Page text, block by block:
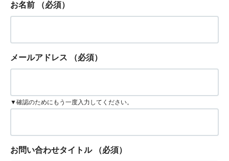
お名前 （必須）
メールアドレス （必須）
▼確認のためにもう一度入力してください。
お問い合わせタイトル （必須）